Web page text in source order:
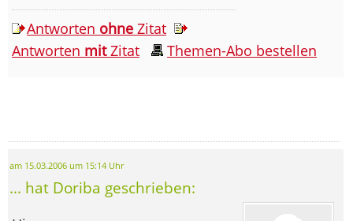
Antworten ohne Zitat
Antworten mitZitat Themen-Abo bestellen
am 15.03.2006 um 15:14 Uhr
... hat Doriba geschrieben: